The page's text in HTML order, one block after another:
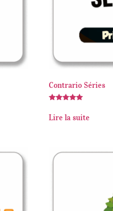
Contrario Séries
5.00
sur 5
Lire la suite